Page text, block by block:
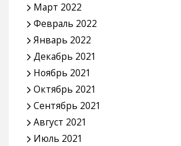
Март 2022
Февраль 2022
Январь 2022
Декабрь 2021
Ноябрь 2021
Октябрь 2021
Сентябрь 2021
Август 2021
Июль 2021